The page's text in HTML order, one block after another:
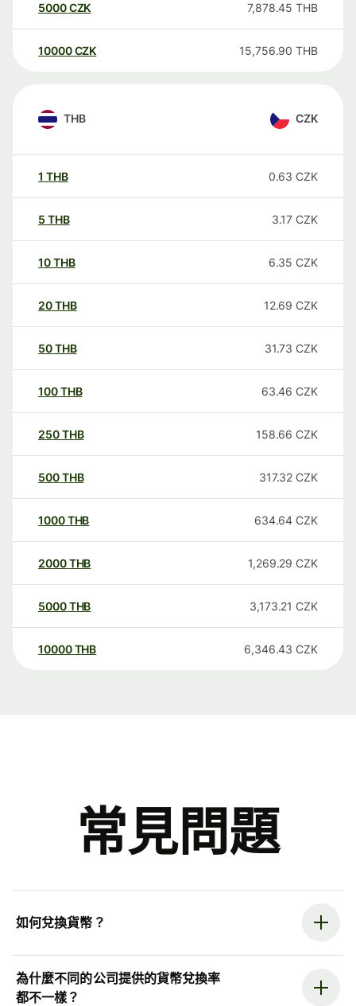
5000CZK 7,878.45 THB
10000 CZK 15,756.90 THB
THB CZK
1 THB 0.63 CZK
5 THB 3.17 CZK
10THB 6.35 CZK
20THB 12.69 CZK
50THB 31.73 CZK
100THB 63.46 CZK
250THB 158.66 CZK
500THB 317.32 CZK
1000THB 634.64 CZK
2000THB 1,269.29 CZK
5000THB 3,173.21 CZK
10000 THB 6,346.43 CZK
常見問題
如何兌換貨幣？
為什麼不同的公司提供的貨幣兌換率
都不一樣？